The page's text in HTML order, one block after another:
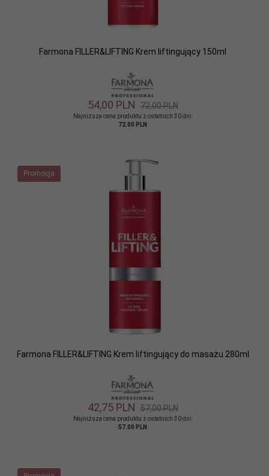
Farmona FILLER&LIFTING Krem liftingujący 150ml
54,00 PLN 72,00 PLN
Najniższa cena produktu z ostatnich 30 dni:
72.00 PLN
Promocja
Farmona FILLER&LIFTING Krem liftingujący do masażu 280ml
42,75 PLN 57,00 PLN
Najniższa cena produktu z ostatnich 30 dni:
57.00 PLN